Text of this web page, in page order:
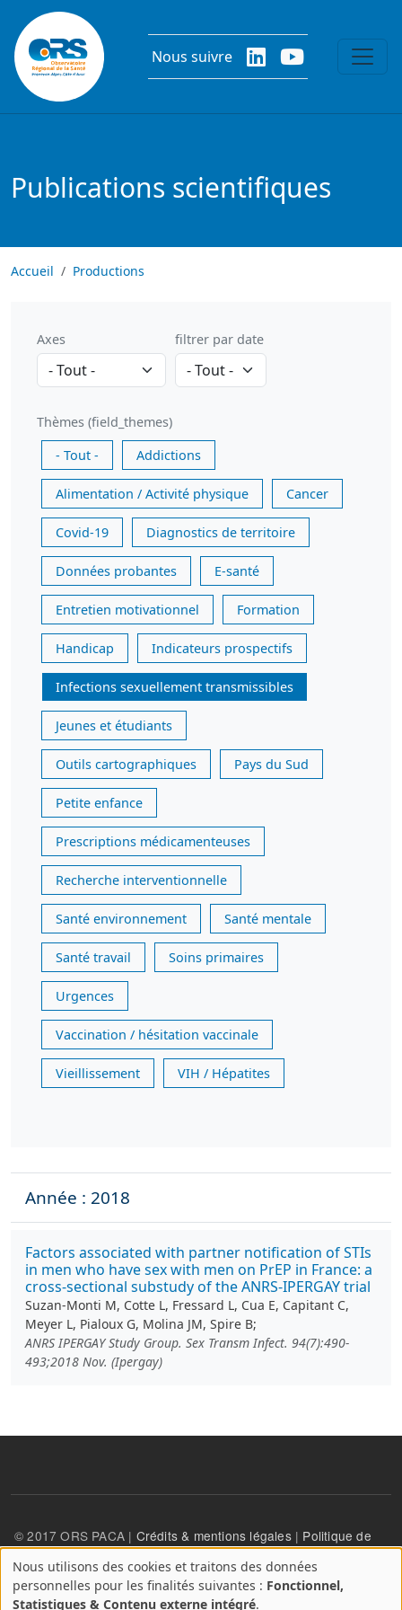
Aller au contenu principal
Nous suivre
Publications scientifiques
Accueil Productions
Axes filtrer par date
Thèmes (field_themes)
- Tout -
Addictions
Alimentation / Activité physique Cancer
Covid-19 Diagnostics de territoire
Données probantes E-santé
Entretien motivationnel Formation
Handicap Indicateurs prospectifs
Infections sexuellement transmissibles
Jeunes et étudiants
Outils cartographiques Pays du Sud
Petite enfance
Prescriptions médicamenteuses
Recherche interventionnelle
Santé environnement Santé mentale
Santé travail Soins primaires
Urgences
Vaccination / hésitation vaccinale
Vieillissement VIH / Hépatites
Année : 2018
Factors associated with partner notification of STIs
in men who have sex with men on PrEP in France: a
cross-sectional substudy of the ANRS-IPERGAY trial
Suzan-Monti M, Cotte L, Fressard L, Cua E, Capitant C,
Meyer L, Pialoux G, Molina JM, Spire B;
ANRS IPERGAY Study Group. Sex Transm Infect. 94(7):490-
493;2018 Nov. (Ipergay)
© 2017 ORS PACA | Crédits & mentions légales| Politique de
confidentialité
A
propos
Nous utilisons des cookies et traitons des données
personnelles pour les finalités suivantes : Fonctionnel,
Statistiques & Contenu externe intégré.